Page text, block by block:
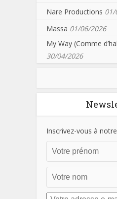
Nare Productions 01/
Massa 01/06/2026
My Way (Comme
30/04/2026
Inscrivez-vous à